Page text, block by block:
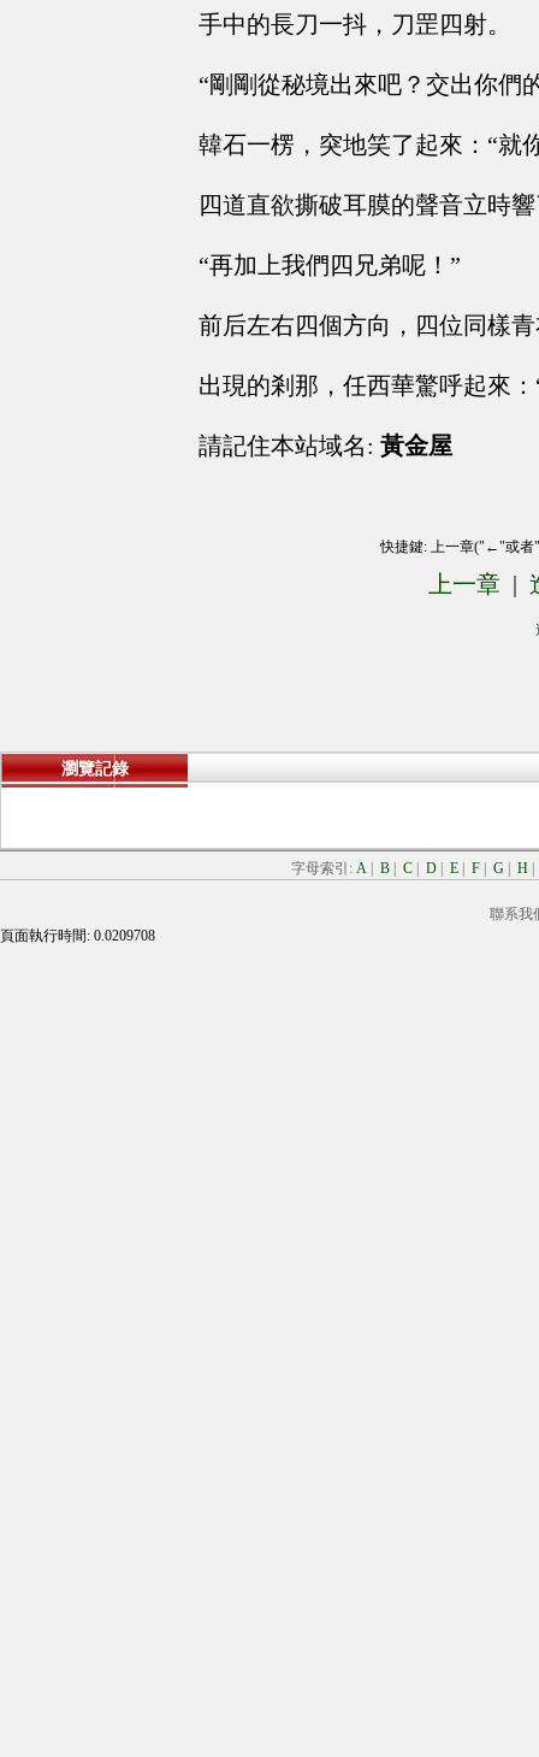
手中的長刀一抖，刀罡四射。
“剛剛從秘境出來吧？交出你們
韓石一楞，突地笑了起來：“就
四道直欲撕破耳膜的聲音立時
“再加上我們四兄弟呢！”
前后左右四個方向，四位同樣
出現的剎那，任西華驚呼起來
請記住本站域名: 黃金屋
快捷鍵: 上一章("←"或
上一章 |
瀏覽記錄
字母索引: A B C D E F G H
聯系我
頁面執行時間: 0.0209708